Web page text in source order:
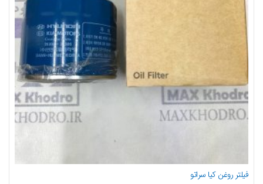
فیلتر روغن کیا سراتو